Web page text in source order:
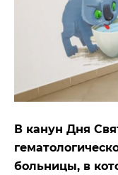
В канун Дня
больницы, в